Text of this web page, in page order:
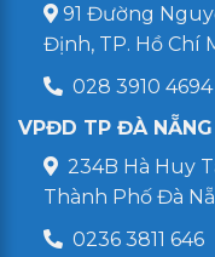
91 Đường
Định, TP. Hồ Chí
028 3910 4694
VPĐD TP ĐÀ NẴNG
234B Hà Huy
Thành Phố Đà
0236 3811 646